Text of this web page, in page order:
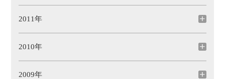
2011年
2010年
2009年